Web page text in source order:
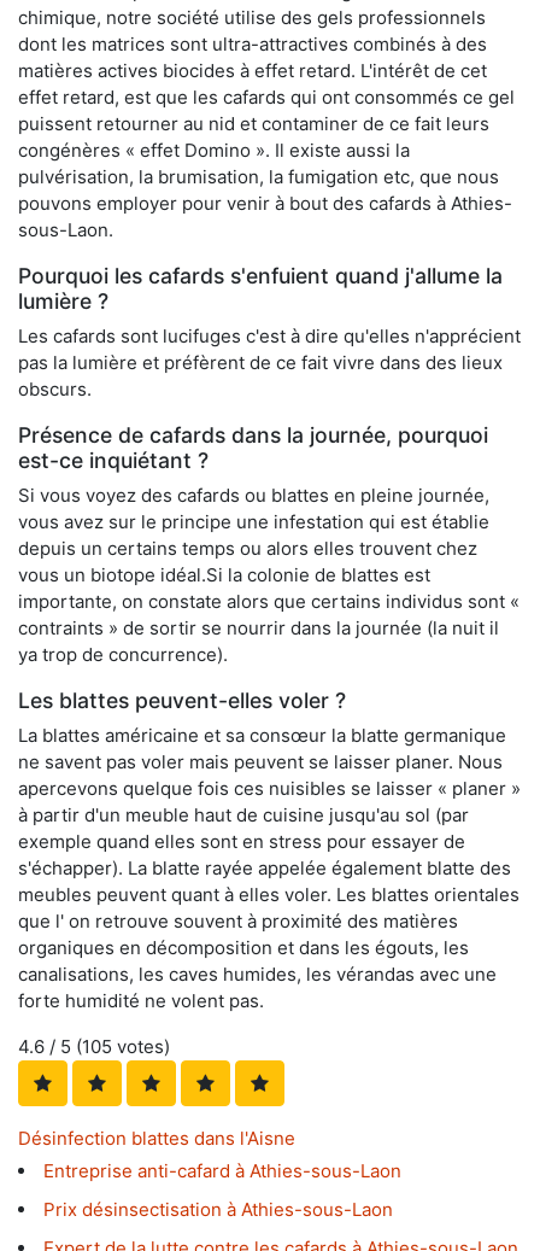
chimique, notre société utilise des gels professionnels
dont les matrices sont ultra-attractives combinés à des
matières actives biocides à effet retard. L'intérêt de cet
effet retard, est que les cafards qui ont consommés ce gel
puissent retourner au nid et contaminer de ce fait leurs
congénères « effet Domino ». Il existe aussi la
pulvérisation, la brumisation, la fumigation etc, que nous
pouvons employer pour venir à bout des cafards à Athies-
sous-Laon.
Pourquoi les cafards s'enfuient quand j'allume la
lumière ?
Les cafards sont lucifuges c'est à dire qu'elles n'apprécient
pas la lumière et préfèrent de ce fait vivre dans des lieux
obscurs.
Présence de cafards dans la journée, pourquoi
est-ce inquiétant ?
Si vous voyez des cafards ou blattes en pleine journée,
vous avez sur le principe une infestation qui est établie
depuis un certains temps ou alors elles trouvent chez
vous un biotope idéal.Si la colonie de blattes est
importante, on constate alors que certains individus sont «
contraints » de sortir se nourrir dans la journée (la nuit il
ya trop de concurrence).
Les blattes peuvent-elles voler ?
La blattes américaine et sa consœur la blatte germanique
ne savent pas voler mais peuvent se laisser planer. Nous
apercevons quelque fois ces nuisibles se laisser « planer »
à partir d'un meuble haut de cuisine jusqu'au sol (par
exemple quand elles sont en stress pour essayer de
s'échapper). La blatte rayée appelée également blatte des
meubles peuvent quant à elles voler. Les blattes orientales
que l' on retrouve souvent à proximité des matières
organiques en décomposition et dans les égouts, les
canalisations, les caves humides, les vérandas avec une
forte humidité ne volent pas.
4.6 / 5 (105 votes)
Désinfection blattes dans l'Aisne
Entreprise anti-cafard à Athies-sous-Laon
Prix désinsectisation à Athies-sous-Laon